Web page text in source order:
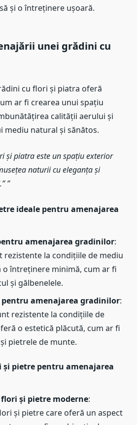
și o întreținere ușoară.
unei grădini cu
cu flori și piatra oferă
ar fi crearea unui spațiu
calității aerului și
mediu natural și sănătos.
și piatra este un spațiu exterior
naturii cu eleganța și
ideale pentru amenajarea
amenajarea gradinilor:
rezistente la condițiile de mediu
o întreținere minimă, cum ar fi
și gălbenelele.
pentru amenajarea gradinilor:
rezistente la condițiile de
o estetică plăcută, cum ar fi
pietrele de munte.
pietre pentru amenajarea
și pietre moderne:
și pietre care oferă un aspect